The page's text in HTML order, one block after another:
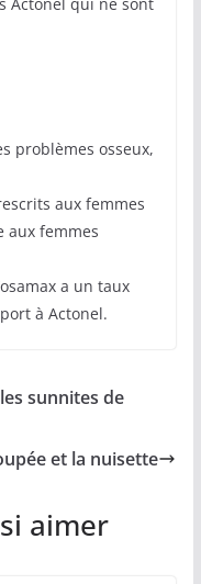
problèmes osseux,
aux femmes
aux femmes
a un taux
à Actonel.
sunnites de
et la nuisette
aimer